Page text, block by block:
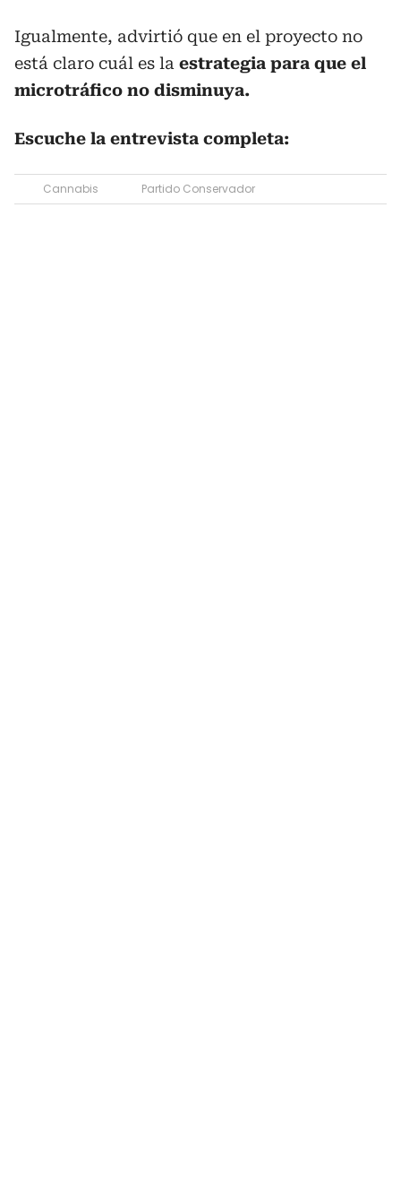
Igualmente, advirtió que en el proyecto no
está claro cuál es la estrategia para que el
microtráfico no disminuya.
Escuche la entrevista completa:
Cannabis Partido Conservador